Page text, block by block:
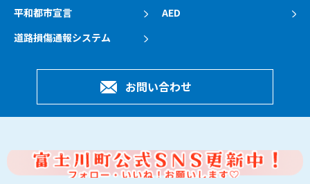
平和都市宣言
AED
道路損傷通報システム
お問い合わせ